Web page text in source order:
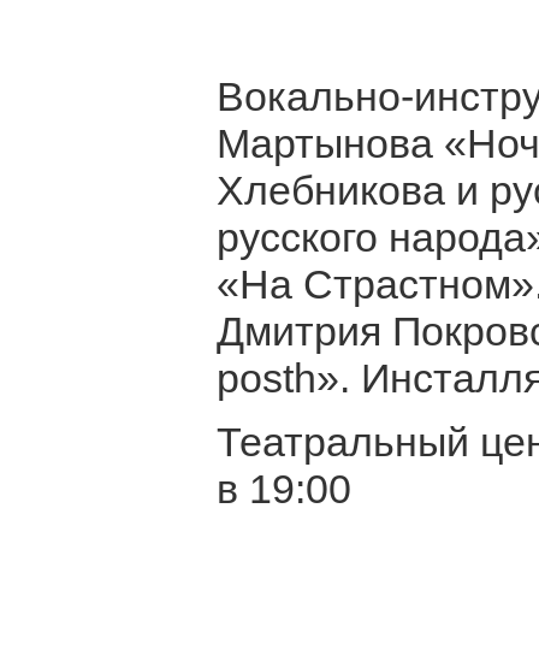
Вокально-
Мартынова
Хлебникова и
русского
«На
Дмитрия
posth».
Театральный
в 19:00